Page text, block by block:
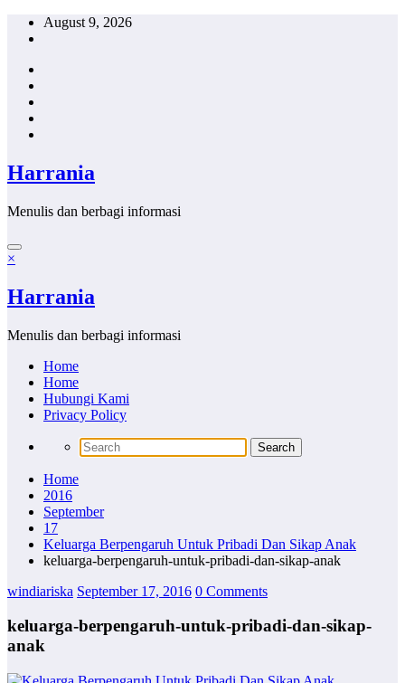
Skip
August 9, 2026
Harrania
Menulis dan berbagi informasi
×
Harrania
Menulis dan berbagi informasi
Home
Home
Hubungi Kami
Privacy Policy
Home
2016
September
17
Keluarga Berpengaruh Untuk Pribadi Dan Sikap Anak
keluarga-berpengaruh-untuk-pribadi-dan-sikap-anak
windiariska September 17, 2016 0 Comments
keluarga-berpengaruh-untuk-pribadi-dan-sikap-
anak